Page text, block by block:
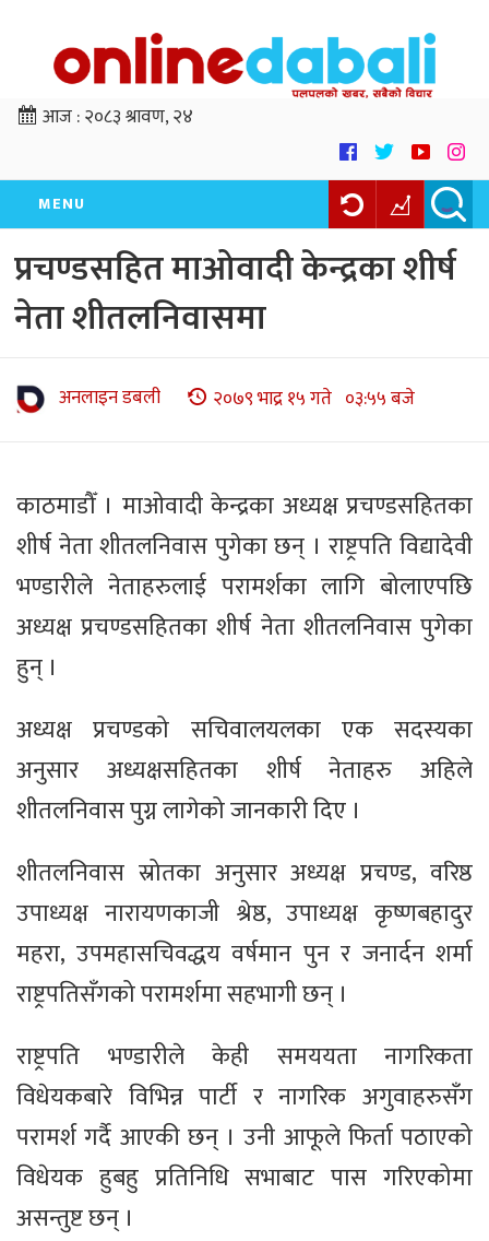
आज :२०८३ श्रावण, २४
MENU
प्रचण्डसहित माओवादी केन्द्रका शीर्ष
नेता शीतलनिवासमा
अनलाइन डबली २०७९ भाद्र १५ गते ०३:५५ बजे
काठमाडौँ । माओवादी केन्द्रका अध्यक्ष प्रचण्डसहितका
शीर्ष नेता शीतलनिवास पुगेका छन् । राष्ट्रपति विद्यादेवी
भण्डारीले नेताहरुलाई परामर्शका लागि बोलाएपछि
अध्यक्ष प्रचण्डसहितका शीर्ष नेता शीतलनिवास पुगेका
हुन् ।
अध्यक्ष प्रचण्डको सचिवालयलका एक सदस्यका
अनुसार अध्यक्षसहितका शीर्ष नेताहरु अहिले
शीतलनिवास पुग्न लागेको जानकारी दिए ।
शीतलनिवास स्रोतका अनुसार अध्यक्ष प्रचण्ड, वरिष्ठ
उपाध्यक्ष नारायणकाजी श्रेष्ठ, उपाध्यक्ष कृष्णबहादुर
महरा, उपमहासचिवद्धय वर्षमान पुन र जनार्दन शर्मा
राष्ट्रपतिसँगको परामर्शमा सहभागी छन् ।
राष्ट्रपति भण्डारीले केही समययता नागरिकता
विधेयकबारे विभिन्न पार्टी र नागरिक अगुवाहरुसँग
परामर्श गर्दै आएकी छन् । उनी आफूले फिर्ता पठाएको
विधेयक हुबहु प्रतिनिधि सभाबाट पास गरिएकोमा
असन्तुष्ट छन् ।